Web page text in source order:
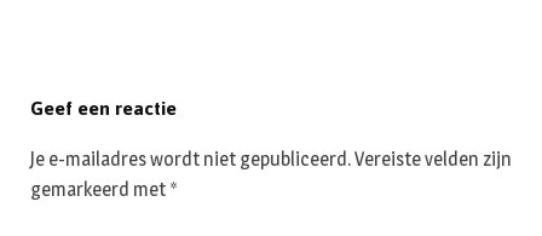
Geef een reactie
Je e-mailadres wordt niet gepubliceerd.Vereiste velden zijn
gemarkeerd met *